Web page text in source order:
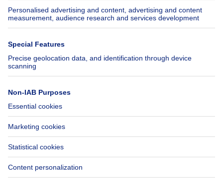
SeLoger.com
Immowelt.de
Help
FAQ
Accessibility
Contact us
Follow Us
Immoweb SA © 2026 - All rights reserved
Terms of use Cookie settings Privacy Ranking rules